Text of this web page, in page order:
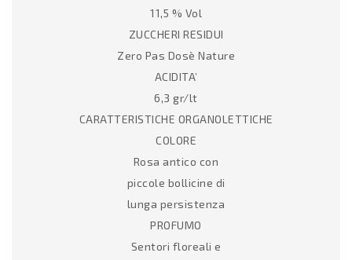
11,5 % Vol
ZUCCHERI RESIDUI
Zero Pas Dosè Nature
ACIDITA’
6,3 gr/lt
CARATTERISTICHE ORGANOLETTICHE
COLORE
Rosa antico con
piccole bollicine di
lunga persistenza
PROFUMO
Sentori floreali e